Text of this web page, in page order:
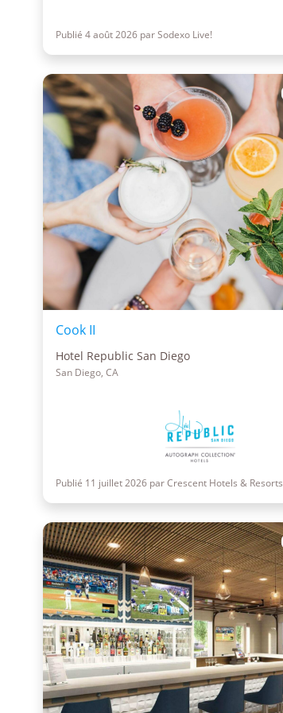
Publié 4 août 2026 par Sodexo Live!
Cook II
Hotel Republic San Diego
San Diego, CA
Publié 11 juillet 2026 par Crescent Hotels & Resorts